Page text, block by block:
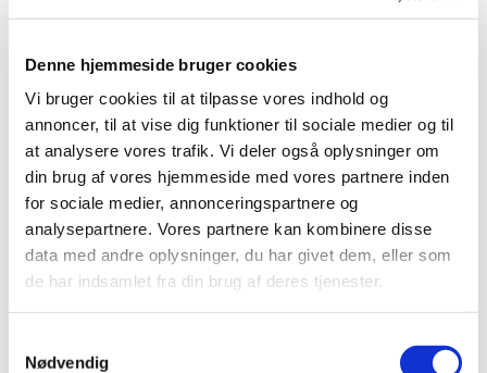
Denne hjemmeside bruger cookies
Vi bruger cookies til at tilpasse vores indhold og
annoncer, til at vise dig funktioner til sociale medier og til
at analysere vores trafik. Vi deler også oplysninger om
din brug af vores hjemmeside med vores partnere inden
for sociale medier, annonceringspartnere og
analysepartnere. Vores partnere kan kombinere disse
data med andre oplysninger, du har givet dem, eller som
de har indsamlet fra din brug af deres tjenester.
Nødvendig
august (11)
juli (6)
juni (13)
maj (18)
april (13)
marts (21)
februar (17)
januar (19)
2022 (197)
2020 (263)